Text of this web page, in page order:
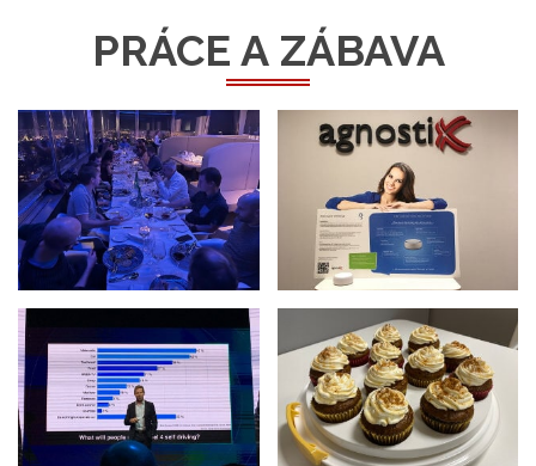
PRÁCE A ZÁBAVA